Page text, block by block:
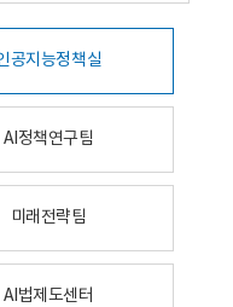
공지능정책실
AI정책연구팀
미래전략팀
AI법제도센터